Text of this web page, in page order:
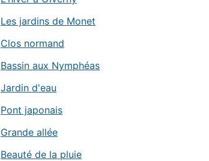
Les jardins de Monet
Clos normand
Bassin aux Nymphéas
Jardin d'eau
Pont japonais
Grande allée
Beauté de la pluie